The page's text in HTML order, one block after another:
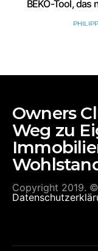
BEKO-Tool,
Owners
Weg zu
Copyright 2019.